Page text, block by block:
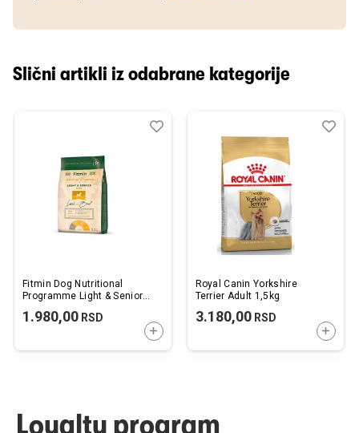
Slični artikli iz odabrane kategorije
Fitmin Dog Nutritional
Programme Light & Senior
Govedinom 2,5kg
1.980,00 RSD
DODAJTE U KORPU
Dodaj
Uporedi
Royal Canin Yorkshire
Terrier Adult 1,5kg
3.180,00RSD
Loyalty program